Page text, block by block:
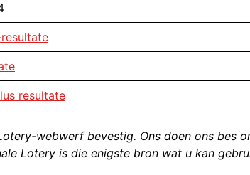
resultate
webwerf bevestig. Ons doen ons bes
Lotery is die enigste bron wat u kan